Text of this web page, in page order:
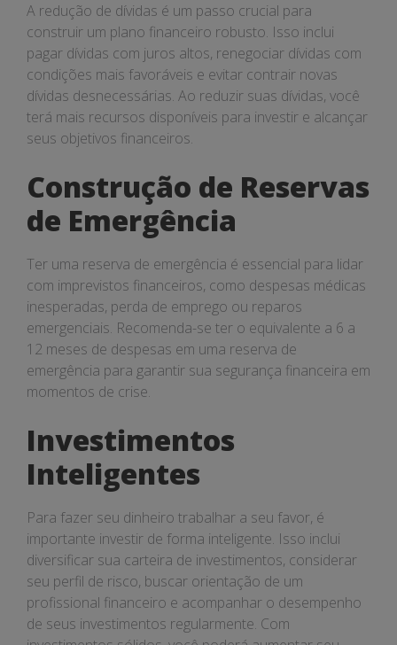
A redução de dívidas é um passo crucial para
construir um plano financeiro robusto. Isso inclui
pagar dívidas com juros altos, renegociar dívidas com
condições mais favoráveis e evitar contrair novas
dívidas desnecessárias. Ao reduzir suas dívidas, você
terá mais recursos disponíveis para investir e alcançar
seus objetivos financeiros.
Construção de Reservas
de Emergência
Ter uma reserva de emergência é essencial para lidar
com imprevistos financeiros, como despesas médicas
inesperadas, perda de emprego ou reparos
emergenciais. Recomenda-se ter o equivalente a 6 a
12 meses de despesas em uma reserva de
emergência para garantir sua segurança financeira em
momentos de crise.
Investimentos
Inteligentes
Para fazer seu dinheiro trabalhar a seu favor, é
importante investir de forma inteligente. Isso inclui
diversificar sua carteira de investimentos, considerar
seu perfil de risco, buscar orientação de um
profissional financeiro e acompanhar o desempenho
de seus investimentos regularmente. Com